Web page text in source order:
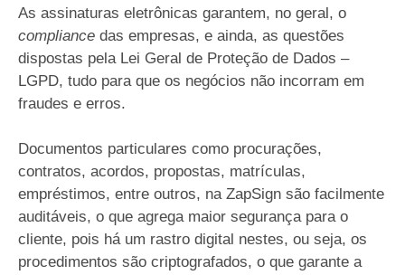
As assinaturas eletrônicas garantem, no geral, o
compliance das empresas, e ainda, as questões
dispostas pela Lei Geral de Proteção de Dados –
LGPD, tudo para que os negócios não incorram em
fraudes e erros.
Documentos particulares como procurações,
contratos, acordos, propostas, matrículas,
empréstimos, entre outros, na ZapSign são facilmente
auditáveis, o que agrega maior segurança para o
cliente, pois há um rastro digital nestes, ou seja, os
procedimentos são criptografados, o que garante a